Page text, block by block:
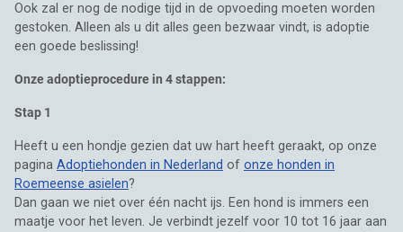
Ook zal er nog de nodige tijd in de opvoeding moeten worden
gestoken. Alleen als u dit alles geen bezwaar vindt, is adoptie
een goede beslissing!
Onze adoptieprocedure in 4 stappen:
Stap 1
Heeft u een hondje gezien dat uw hart heeft geraakt, op onze
pagina Adoptiehonden in Nederland of onze honden in
Roemeense asielen?
Dan gaan we niet over één nacht ijs. Een hond is immers een
maatje voor het leven. Je verbindt jezelf voor 10 tot 16 jaar aan